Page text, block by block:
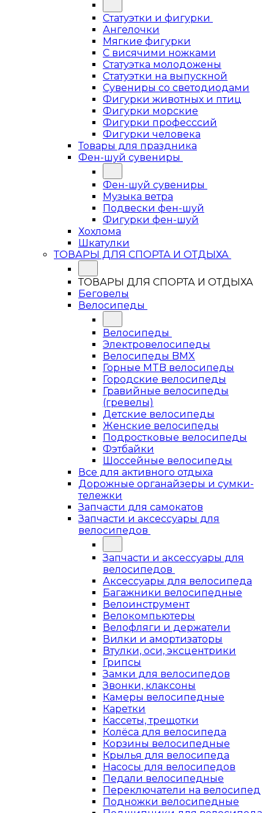
Статуэтки и фигурки
Ангелочки
Мягкие фигурки
С висячими ножками
Статуэтка молодожены
Статуэтки на выпускной
Сувениры со светодиодами
Фигурки животных и птиц
Фигурки морские
Фигурки професссий
Фигурки человека
Товары для праздника
Фен-шуй сувениры
Фен-шуй сувениры
Музыка ветра
Подвески фен-шуй
Фигурки фен-шуй
Хохлома
Шкатулки
ТОВАРЫ ДЛЯ СПОРТА И ОТДЫХА
ТОВАРЫ ДЛЯ СПОРТА И ОТДЫХА
Беговелы
Велосипеды
Велосипеды
Электровелосипеды
Велосипеды BMX
Горные MTB велосипеды
Городские велосипеды
Гравийные велосипеды
(гревелы)
Детские велосипеды
Женские велосипеды
Подростковые велосипеды
Фэтбайки
Шоссейные велосипеды
Все для активного отдыха
Дорожные органайзеры и сумки-
тележки
Запчасти для самокатов
Запчасти и аксессуары для
велосипедов
Запчасти и аксессуары для
велосипедов
Аксессуары для велосипеда
Багажники велосипедные
Велоинструмент
Велокомпьютеры
Велофляги и держатели
Вилки и амортизаторы
Втулки, оси, эксцентрики
Грипсы
Замки для велосипедов
Звонки, клаксоны
Камеры велосипедные
Каретки
Кассеты, трещотки
Колёса для велосипеда
Корзины велосипедные
Крылья для велосипеда
Насосы для велосипедов
Педали велосипедные
Переключатели на велосипед
Подножки велосипедные